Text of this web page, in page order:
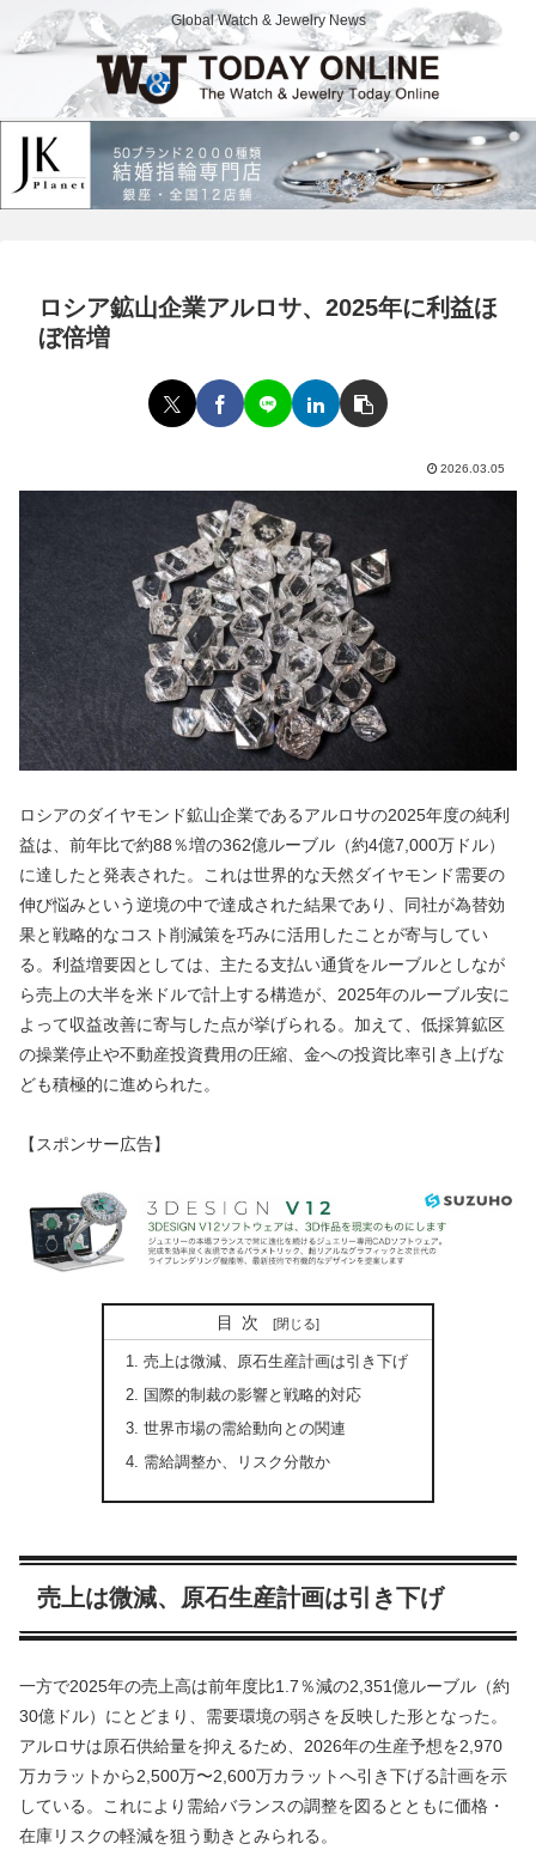
Global Watch & Jewelry News
ロシア鉱山企業アルロサ、2025年に利益ほ
ぼ倍増
2026.03.05
ロシアのダイヤモンド鉱山企業であるアルロサの2025年度の純利
益は、前年比で約88％増の362億ルーブル（約4億7,000万ドル）
に達したと発表された。これは世界的な天然ダイヤモンド需要の
伸び悩みという逆境の中で達成された結果であり、同社が為替効
果と戦略的なコスト削減策を巧みに活用したことが寄与してい
る。利益増要因としては、主たる支払い通貨をルーブルとしなが
ら売上の大半を米ドルで計上する構造が、2025年のルーブル安に
よって収益改善に寄与した点が挙げられる。加えて、低採算鉱区
の操業停止や不動産投資費用の圧縮、金への投資比率引き上げな
ども積極的に進められた。
【スポンサー広告】
目次
売上は微減、原石生産計画は引き下げ
国際的制裁の影響と戦略的対応
世界市場の需給動向との関連
需給調整か、リスク分散か
売上は微減、原石生産計画は引き下げ
一方で2025年の売上高は前年度比1.7％減の2,351億ルーブル（約
30億ドル）にとどまり、需要環境の弱さを反映した形となった。
アルロサは原石供給量を抑えるため、2026年の生産予想を2,970
万カラットから2,500万〜2,600万カラットへ引き下げる計画を示
している。これにより需給バランスの調整を図るとともに価格・
在庫リスクの軽減を狙う動きとみられる。